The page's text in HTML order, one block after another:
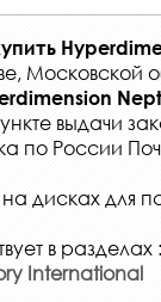
Московской
выдачи
по России
дисках для
в разделах :
International